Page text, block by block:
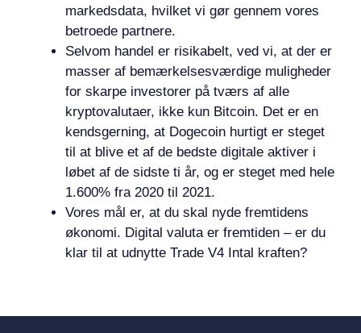
markedsdata, hvilket vi gør gennem vores
betroede partnere.
Selvom handel er risikabelt, ved vi, at der er
masser af bemærkelsesværdige muligheder
for skarpe investorer på tværs af alle
kryptovalutaer, ikke kun Bitcoin. Det er en
kendsgerning, at Dogecoin hurtigt er steget
til at blive et af de bedste digitale aktiver i
løbet af de sidste ti år, og er steget med hele
1.600% fra 2020 til 2021.
Vores mål er, at du skal nyde fremtidens
økonomi. Digital valuta er fremtiden – er du
klar til at udnytte Trade V4 Intal kraften?